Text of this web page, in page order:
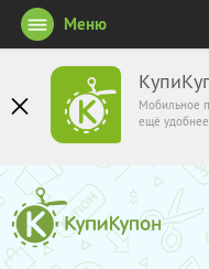
Мобильное
ещё удобнее
Меню